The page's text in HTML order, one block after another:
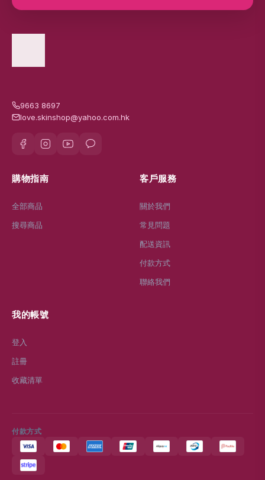
9663 8697
love.skinshop@yahoo.com.hk
購物指南
全部商品
搜尋商品
客戶服務
關於我們
常見問題
配送資訊
付款方式
聯絡我們
我的帳號
登入
註冊
收藏清單
付款方式